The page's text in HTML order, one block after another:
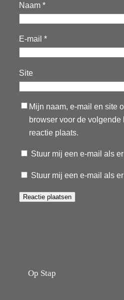
Naam *
E-mail *
Site
Mijn naam, e-mail en site
browser voor de volgende
reactie plaats.
Stuur mij een e-mail als
Stuur mij een e-mail als
Op Stap